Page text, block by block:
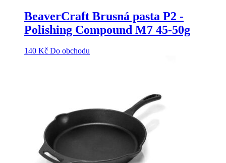
BeaverCraft Brusná pasta P2 -
Polishing Compound M7 45-50g
140 Kč Do obchodu